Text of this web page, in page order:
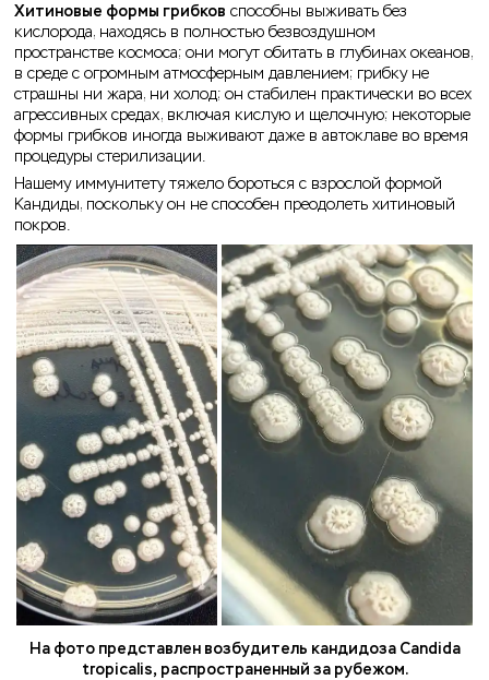
Хитиновые формы грибков способны выживать без
кислорода, находясь в полностью безвоздушном
пространстве космоса; они могут обитать в глубинах океанов,
в среде с огромным атмосферным давлением; грибку не
страшны ни жара, ни холод; он стабилен практически во всех
агрессивных средах, включая кислую и щелочную; некоторые
формы грибков иногда выживают даже в автоклаве во время
процедуры стерилизации.
Нашему иммунитету тяжело бороться с взрослой формой
Кандиды, поскольку он не способен преодолеть хитиновый
покров.
На фото представлен возбудитель кандидоза Candida
tropicalis, распространенный за рубежом.